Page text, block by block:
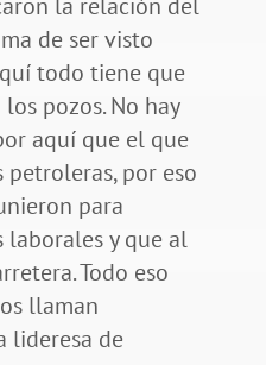
de ser visto
todo tiene que
pozos. No hay
aquí que el que
petroleras, por eso
para
y que al
Todo eso
llaman
lideresa de